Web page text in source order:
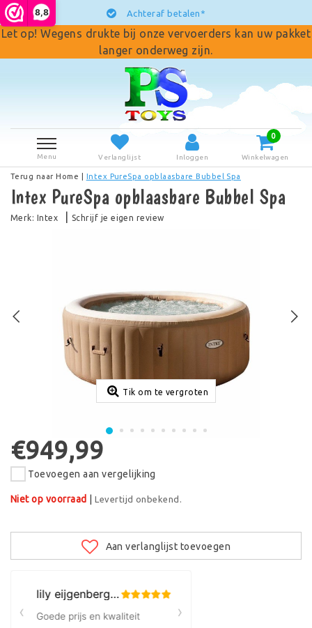
8,8 Achteraf betalen*
Let op! Wegens drukte bij onze vervoerders kan uw pakket
langer onderweg zijn.
Menu Verlanglijst Inloggen
0
Winkelwagen
Terug naar Home Intex PureSpa opblaasbare Bubbel Spa
Intex PureSpa opblaasbare Bubbel Spa
Merk: Intex Schrijf je eigen review
Tik om te vergroten
€949,99
Toevoegen aan vergelijking
Niet op voorraad |Levertijd onbekend.
Aan verlanglijst toevoegen